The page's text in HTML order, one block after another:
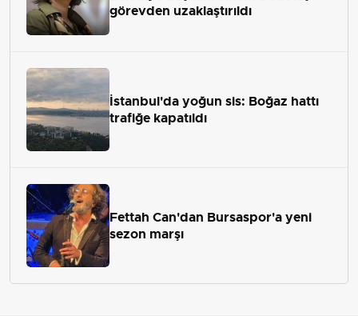
görevden uzaklaştırıldı
İstanbul'da yoğun sis: Boğaz hattı
trafiğe kapatıldı
Fettah Can'dan Bursaspor'a yeni
sezon marşı